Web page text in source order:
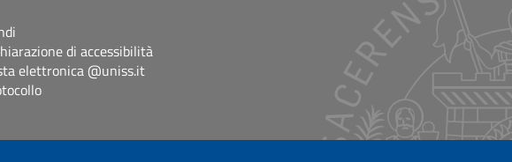
di accessibilità
elettronica @uniss.it